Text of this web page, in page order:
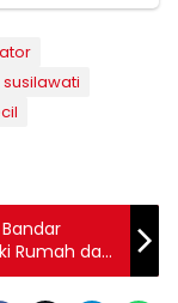
susilawati
Rumah dan